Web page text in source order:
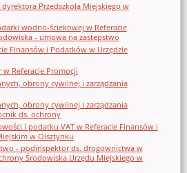
Przedszkola Miejskiego w
wodno-ściekowej w Referacie
- umowa na zastępstwo
Finansów i Podatków w Urzędzie
Referacie Promocji
obrony cywilnej i zarządzania
obrony cywilnej i zarządzania
ds. ochrony
i podatku VAT w Referacie Finansów i
w Olsztynku
- podinspektor ds. drogownictwa w
Środowiska Urzędu Miejskiego w